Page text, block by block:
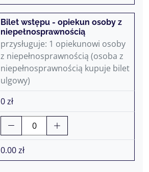
Bilet wstępu - opiekun osoby z
niepełnosprawnością
przysługuje: 1 opiekunowi osoby
z niepełnosprawnością (osoba z
niepełnosprawnością kupuje bilet
ulgowy)
0 zł
0.00zł